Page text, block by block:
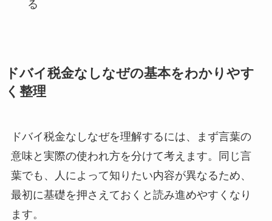
る
ドバイ税金なしなぜの基本をわかりやす
く整理
ドバイ税金なしなぜを理解するには、まず言葉の
意味と実際の使われ方を分けて考えます。同じ言
葉でも、人によって知りたい内容が異なるため、
最初に基礎を押さえておくと読み進めやすくなり
ます。